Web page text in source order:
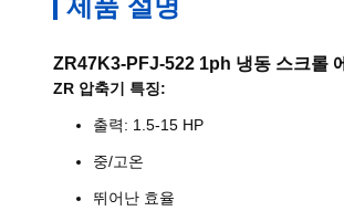
제품 설명
ZR47K3-PFJ-522 1ph 냉동 스크롤
ZR 압축기 특징:
출력: 1.5-15 HP
중/고온
뛰어난 효율